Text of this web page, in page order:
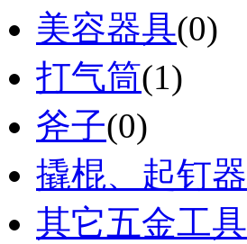
美容器具(0)
打气筒(1)
斧子(0)
撬棍、起钉器
其它五金工具